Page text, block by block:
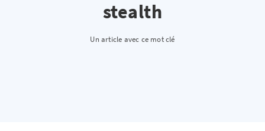
stealth
Un article avec ce mot clé